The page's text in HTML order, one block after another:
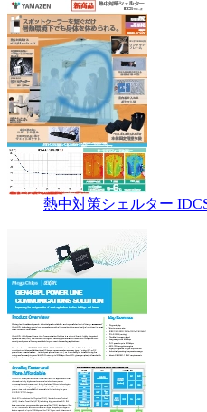
熱中対策シェルター